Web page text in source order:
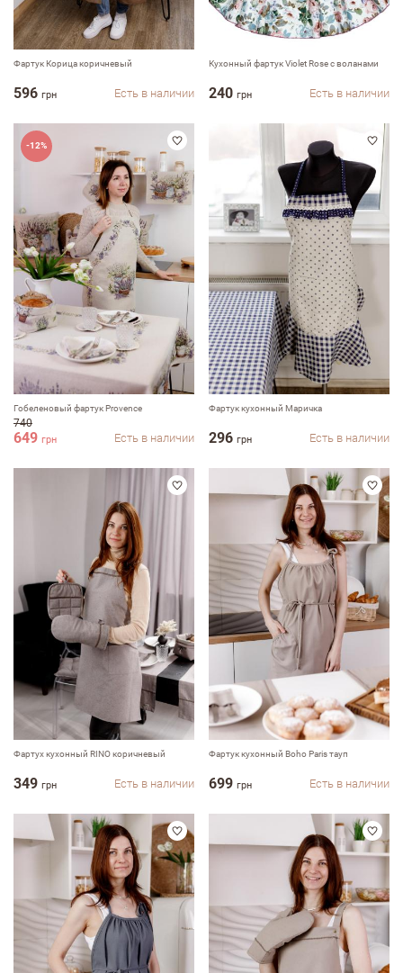
Фартук Корица коричневый
596 грн Есть в наличии
Кухонный фартук Violet Rose с воланами
240 грн Есть в наличии
-12%
Гобеленовый фартук Provence
740
649 грн Есть в наличии
Фартук кухонный Маричка
296 грн Есть в наличии
Фартух кухонный RINO коричневый
349 грн Есть в наличии
Фартук кухонный Boho Paris тауп
699 грн Есть в наличии
Оставить отзыв
ФИО
email
Комментарий
Достоинства
Недостатки
Оцените, пожалуйста